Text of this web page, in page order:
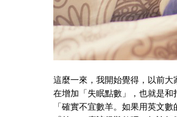
這麼一來，我開始覺得，以前
在增加「失眠點數」，也就是
「確實不宜數羊。如果用英文